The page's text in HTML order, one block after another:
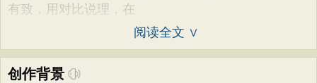
有致，用对比说理，在
阅读全文 ∨
创作背景